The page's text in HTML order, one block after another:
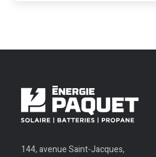
144, avenue Saint-Jacques,